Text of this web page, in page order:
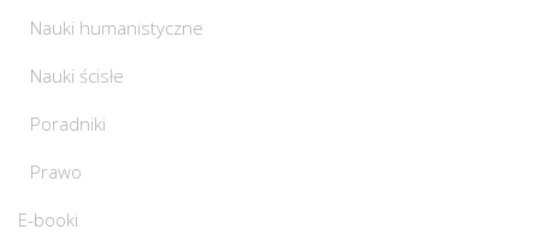
Nauki humanistyczne
Nauki ścisłe
Poradniki
Prawo
E-booki